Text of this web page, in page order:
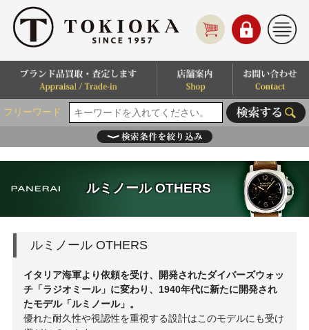
フリーワード
ルミノール OTHERS
ルミノール OTHERS
イタリア海軍より依頼を受け、開発されたダイバーズウォッ
チ「ラジオミール」に変わり、1940年代に新たに開発され
たモデル「ルミノール」。
優れた耐久性や視認性を重視する設計はこのモデルにも受け